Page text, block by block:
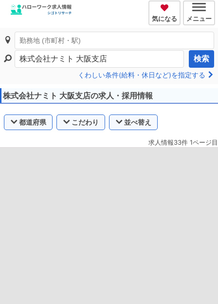
気になる メニュー
検索
くわしい条件(給料・休日など)を指定する
株式会社ナミト 大阪支店の求人・採用情報
都道府県 こだわり 並べ替え
求人情報33件 1ページ目